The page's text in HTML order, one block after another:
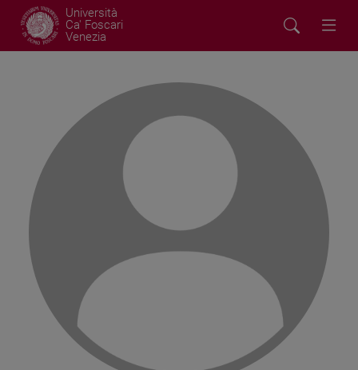
Università
Ca' Foscari
Venezia